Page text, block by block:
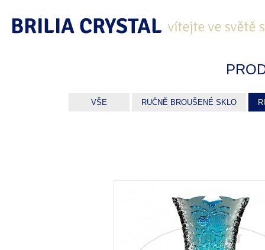
VŠE RUČNĚ BROUŠENÉ SKLO